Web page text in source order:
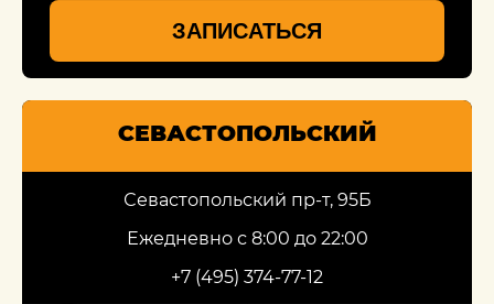
ЗАПИСАТЬСЯ
СЕВАСТОПОЛЬСКИЙ
Севастопольский пр-т, 95Б
Ежедневно с 8:00 до 22:00
+7 (495) 374-77-12